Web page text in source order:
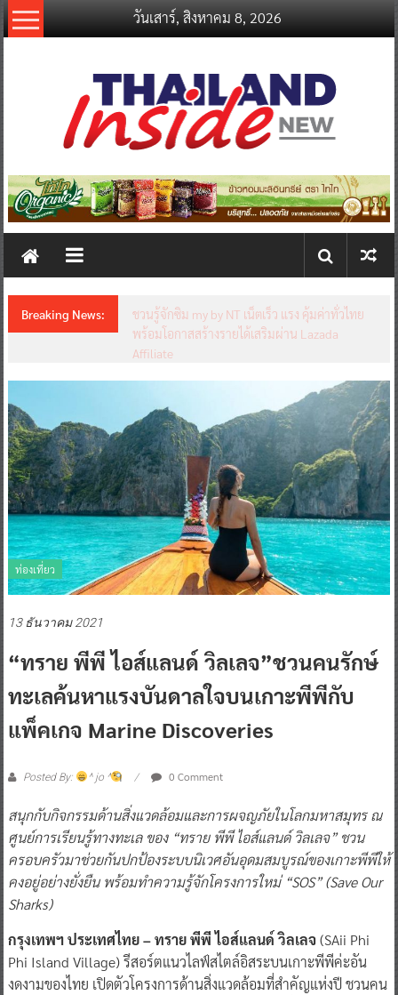
Skip
to
วันเสาร์, สิงหาคม 8, 2026
thailandinsidenew.com
Thailand
New
Breaking News:
ชวนรู้จักซิม my by NT เน็ตเร็ว แรง คุ้มค่าทั่วไทย
พร้อมโอกาสสร้างรายได้เสริมผ่าน Lazada
Affiliate
ท่องเที่ยว
13 ธันวาคม 2021
“ทราย พีพี ไอส์แลนด์ วิลเลจ”ชวนคนรักษ์
ทะเลค้นหาแรงบันดาลใจบนเกาะพีพีกับ
แพ็คเกจ Marine Discoveries
Posted By: ^ jo ^ 0 Comment
สนุกกับกิจกรรมด้านสิ่งแวดล้อมและการผจญภัยในโลกมหาสมุทร ณ
ศูนย์การเรียนรู้ทางทะเล ของ “ทราย พีพี ไอส์แลนด์ วิลเลจ” ชวน
ครอบครัวมาช่วยกันปกป้องระบบนิเวศอันอุดมสมบูรณ์ของเกาะพีพีให้
คงอยู่อย่างยั่งยืน พร้อมทำความรู้จักโครงการใหม่ “SOS” (Save Our
Sharks)
กรุงเทพฯ ประเทศไทย–ทราย พีพี ไอส์แลนด์ วิลเลจ(SAii Phi
Phi Island Village) รีสอร์ตแนวไลฟ์สไตล์อิสระบนเกาะพีพีค่ะอัน
งดงามของไทย เปิดตัวโครงการด้านสิ่งแวดล้อมที่สำคัญแห่งปี ชวนคน